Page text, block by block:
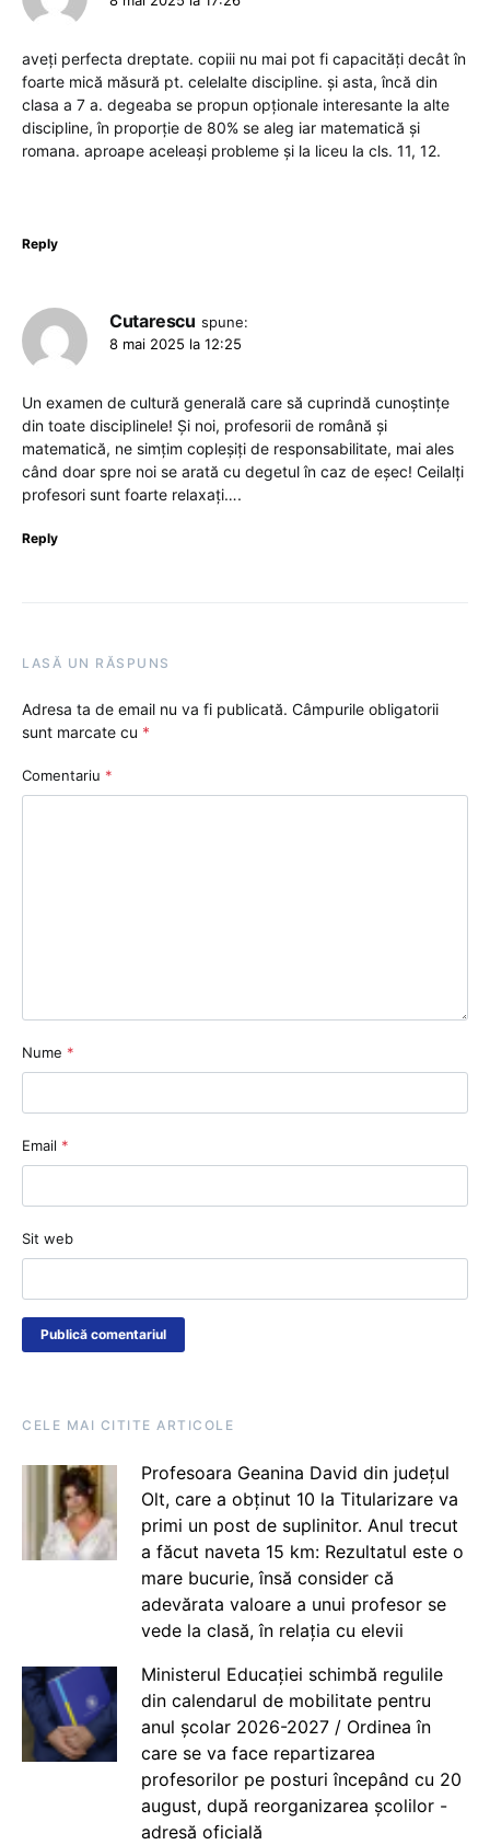
aveți perfecta dreptate. copiii nu mai pot fi capacități decât în
foarte mică măsură pt. celelalte discipline. și asta, încă din
clasa a 7 a. degeaba se propun opționale interesante la alte
discipline, în proporție de 80% se aleg iar matematică și
romana. aproape aceleași probleme și la liceu la cls. 11, 12.
Reply
Cutarescu spune:
8 mai 2025 la 12:25
Un examen de cultură generală care să cuprindă cunoștințe
din toate disciplinele! Și noi, profesorii de română și
matematică, ne simțim copleșiți de responsabilitate, mai ales
când doar spre noi se arată cu degetul în caz de eșec! Ceilalți
profesori sunt foarte relaxați….
Reply
LASĂ UN RĂSPUNS
Adresa ta de email nu va fi publicată. Câmpurile obligatorii
sunt marcate cu *
Comentariu *
Nume *
Email *
Sit web
CELE MAI CITITE ARTICOLE
Profesoara Geanina David din județul
Olt, care a obținut 10 la Titularizare va
primi un post de suplinitor. Anul trecut
a făcut naveta 15 km: Rezultatul este o
mare bucurie, însă consider că
adevărata valoare a unui profesor se
vede la clasă, în relația cu elevii
Ministerul Educației schimbă regulile
din calendarul de mobilitate pentru
anul școlar 2026-2027 / Ordinea în
care se va face repartizarea
profesorilor pe posturi începând cu 20
august, după reorganizarea școlilor -
adresă oficială